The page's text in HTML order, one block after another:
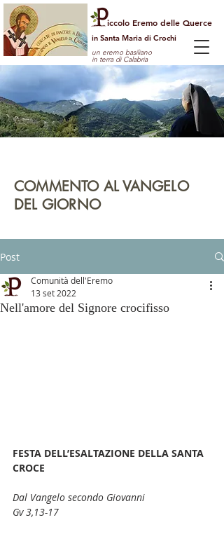
iccolo Eremo delle Querce
in Santa Maria di Crochi
un eremo basiliano
in terra di Calabria
COMMENTO AL VANGELO
DEL GIORNO
Post
Nell'amore del Signore crocifisso
Comunità dell'Eremo
13 set 2022
FESTA DELL’ESALTAZIONE DELLA SANTA
CROCE
Dal Vangelo secondo Giovanni
Gv 3,13-17